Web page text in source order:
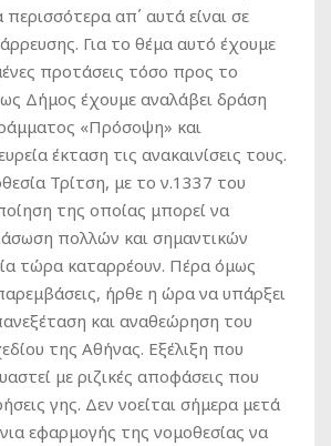
απ΄ αυτά είναι σε
Για το θέμα αυτό έχουμε
προτάσεις τόσο προς το
Δήμος έχουμε αναλάβει δράση
«Πρόσοψη» και
έκταση τις ανακαινίσεις τους.
Τρίτση, με το ν.1337 του
της οποίας μπορεί να
πολλών και σημαντικών
τώρα καταρρέουν. Πέρα όμως
ήρθε η ώρα να υπάρξει
και αναθεώρηση του
της Αθήνας. Εξέλιξη που
με ριζικές αποφάσεις που
γης. Δεν νοείται σήμερα μετά
εφαρμογής της νομοθεσίας να